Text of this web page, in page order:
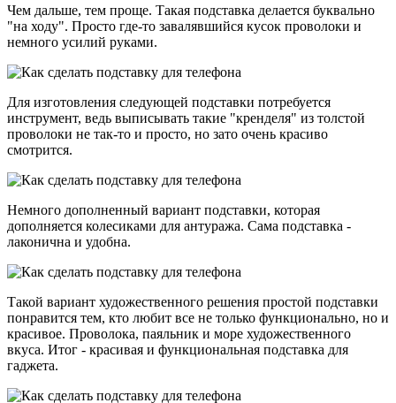
Чем дальше, тем проще. Такая подставка делается буквально
"на ходу". Просто где-то завалявшийся кусок проволоки и
немного усилий руками.
Для изготовления следующей подставки потребуется
инструмент, ведь выписывать такие "кренделя" из толстой
проволоки не так-то и просто, но зато очень красиво
смотрится.
Немного дополненный вариант подставки, которая
дополняется колесиками для антуража. Сама подставка -
лаконична и удобна.
Такой вариант художественного решения простой подставки
понравится тем, кто любит все не только функционально, но и
красивое. Проволока, паяльник и море художественного
вкуса. Итог - красивая и функциональная подставка для
гаджета.